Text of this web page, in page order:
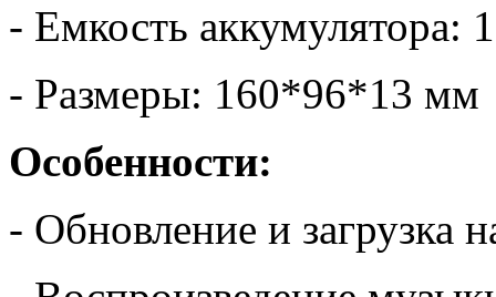
- Емкость аккумулятора:
- Размеры: 160*96*13 мм
Особенности:
- Обновление и загрузка